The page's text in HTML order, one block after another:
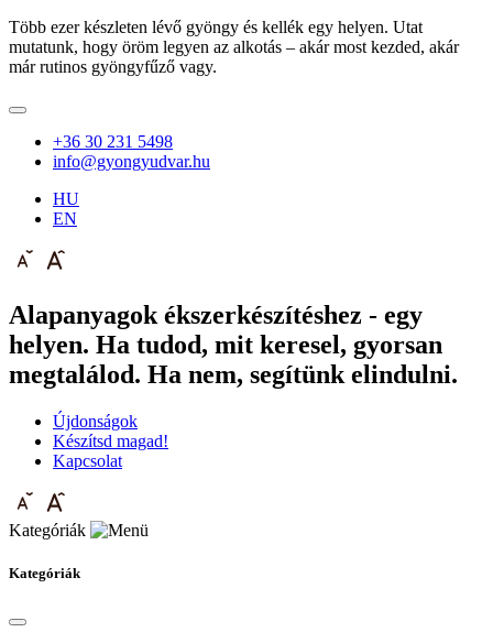
Több ezer készleten lévő gyöngy és kellék egy helyen. Utat
mutatunk, hogy öröm legyen az alkotás – akár most kezded, akár
már rutinos gyöngyfűző vagy.
+36 30 231 5498
info@gyongyudvar.hu
HU
EN
Alapanyagok ékszerkészítéshez - egy
helyen. Ha tudod, mit keresel, gyorsan
megtalálod. Ha nem, segítünk elindulni.
Újdonságok
Készítsd magad!
Kapcsolat
Kategóriák
Kategóriák